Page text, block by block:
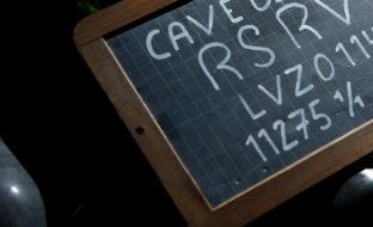
デジタル版
SHOPPING